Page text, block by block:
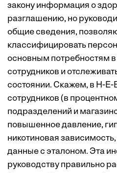
закону информация о
разглашению, но
общие сведения,
классифицировать
основным потребностям
сотрудников и
состоянии. Скажем, в H-E-
сотрудников (в
подразделений и
повышенное давление,
никотиновая
данные с эталоном. Эта
руководству правильно